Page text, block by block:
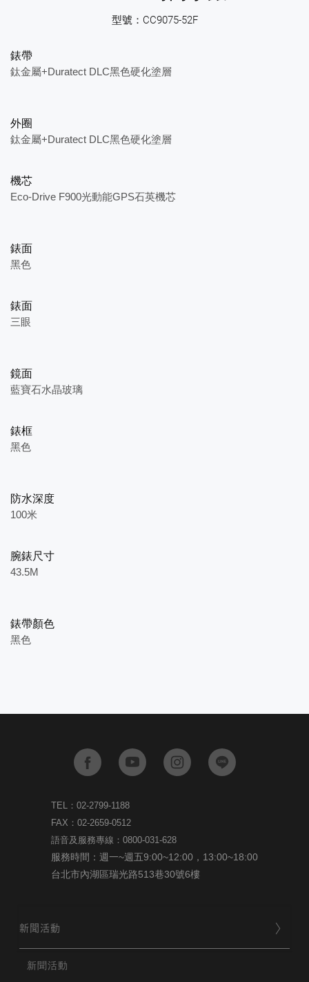
型號：CC9075-52F
錶帶
鈦金屬+Duratect DLC黑色硬化塗層
外圈
鈦金屬+Duratect DLC黑色硬化塗層
機芯
Eco-Drive F900光動能GPS石英機芯
錶面
黑色
錶面
三眼
鏡面
藍寶石水晶玻璃
錶框
黑色
防水深度
100米
腕錶尺寸
43.5M
錶帶顏色
黑色
TEL：02-2799-1188
FAX：02-2659-0512
語音及服務專線：0800-031-628
服務時間：週一~週五9:00~12:00，13:00~18:00
台北市內湖區瑞光路513巷30號6樓
新聞活動
新聞活動